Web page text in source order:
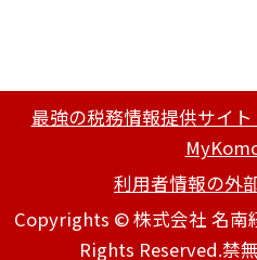
最強の税務情報提供サイ
利用者情報の外
Copyrights © 株式会社 名
Rights Reserved.禁